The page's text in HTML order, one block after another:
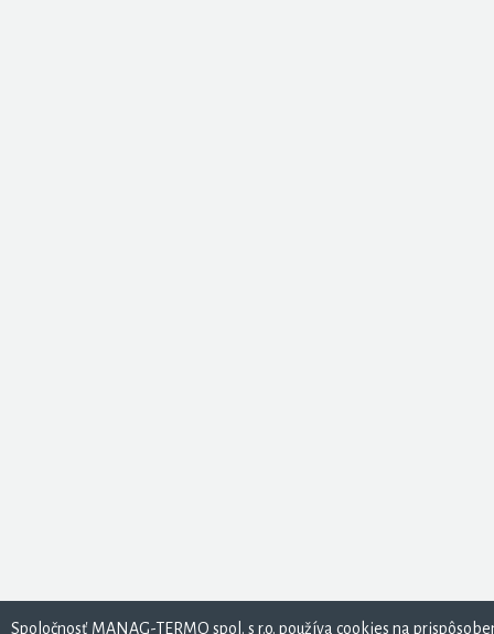
Spoločnosť MANAG-TERMO spol. s r.o. používa cookies na